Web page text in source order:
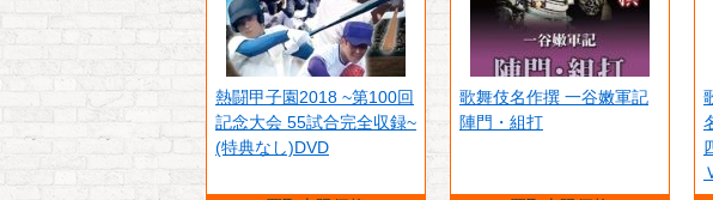
熱闘甲子園2018 ~第100回
記念大会 55試合完全収録~
(特典なし)DVD
歌舞伎名作撰 一谷嫩軍記
陣門・組打